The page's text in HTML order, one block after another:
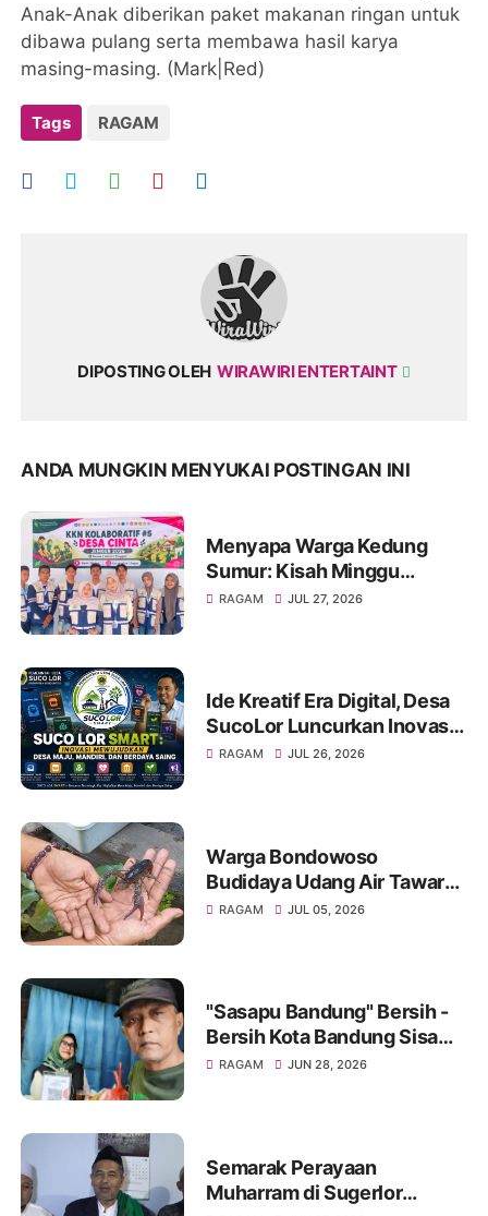
Anak-Anak diberikan paket makanan ringan untuk
dibawa pulang serta membawa hasil karya
masing-masing. (Mark|Red)
Tags RAGAM
DIPOSTING OLEH WIRAWIRI ENTERTAINT
ANDA MUNGKIN MENYUKAI POSTINGAN INI
Menyapa Warga Kedung
Sumur: Kisah Minggu
Pertama KKN Desa Bagon
RAGAM JUL 27, 2026
Ide Kreatif Era Digital, Desa
SucoLor Luncurkan Inovasi
"SUCOLOR SMART"
RAGAM JUL 26, 2026
Warga Bondowoso
Budidaya Udang Air Tawar
Hasilkan Cuan Yang Luar
RAGAM JUL 05, 2026
"Sasapu Bandung" Bersih -
Bersih Kota Bandung Sisa
Bongkaran Bangunan Liar
RAGAM JUN 28, 2026
Semarak Perayaan
Muharram di Sugerlor